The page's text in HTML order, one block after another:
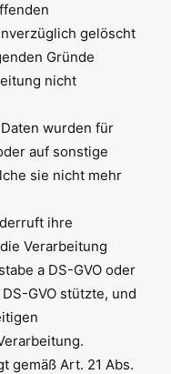
gelöscht
Gründe
nicht
wurden für
auf sonstige
sie nicht mehr
ihre
Verarbeitung
a DS-GVO oder
GVO stützte, und
gemäß Art. 21 Abs.